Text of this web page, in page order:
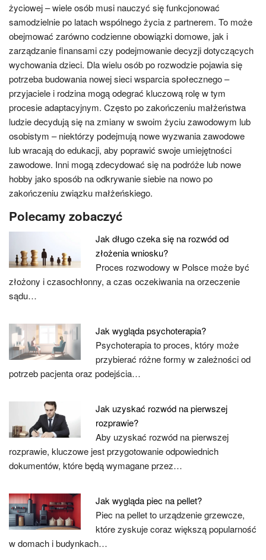
życiowej – wiele osób musi nauczyć się funkcjonować
samodzielnie po latach wspólnego życia z partnerem. To może
obejmować zarówno codzienne obowiązki domowe, jak i
zarządzanie finansami czy podejmowanie decyzji dotyczących
wychowania dzieci. Dla wielu osób po rozwodzie pojawia się
potrzeba budowania nowej sieci wsparcia społecznego –
przyjaciele i rodzina mogą odegrać kluczową rolę w tym
procesie adaptacyjnym. Często po zakończeniu małżeństwa
ludzie decydują się na zmiany w swoim życiu zawodowym lub
osobistym – niektórzy podejmują nowe wyzwania zawodowe
lub wracają do edukacji, aby poprawić swoje umiejętności
zawodowe. Inni mogą zdecydować się na podróże lub nowe
hobby jako sposób na odkrywanie siebie na nowo po
zakończeniu związku małżeńskiego.
Polecamy zobaczyć
Jak długo czeka się na rozwód od
złożenia wniosku?
Proces rozwodowy w Polsce może być
złożony i czasochłonny, a czas oczekiwania na orzeczenie
sądu…
Jak wygląda psychoterapia?
Psychoterapia to proces, który może
przybierać różne formy w zależności od
potrzeb pacjenta oraz podejścia…
Jak uzyskać rozwód na pierwszej
rozprawie?
Aby uzyskać rozwód na pierwszej
rozprawie, kluczowe jest przygotowanie odpowiednich
dokumentów, które będą wymagane przez…
Jak wygląda piec na pellet?
Piec na pellet to urządzenie grzewcze,
które zyskuje coraz większą popularność
w domach i budynkach…